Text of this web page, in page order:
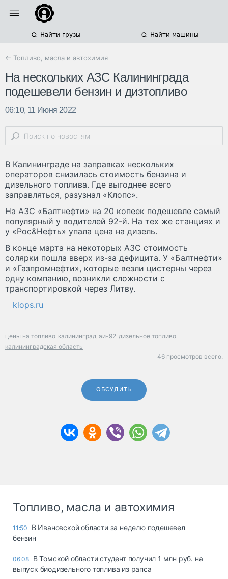
Найти грузы Найти машины
← Топливо, масла и автохимия
На нескольких АЗС Калининграда
подешевели бензин и дизтопливо
06:10, 11 Июня 2022
В Калининграде на заправках нескольких
операторов снизилась стоимость бензина и
дизельного топлива. Где выгоднее всего
заправляться, разузнал «Клопс».
На АЗС «Балтнефти» на 20 копеек подешевле самый
популярный у водителей 92-й. На тех же станциях и
у «Рос&Нефть» упала цена на дизель.
В конце марта на некоторых АЗС стоимость
солярки пошла вверх из-за дефицита. У «Балтнефти»
и «Газпромнефти», которые везли цистерны через
одну компанию, возникли сложности с
транспортировкой через Литву.
klops.ru
цены на топливо калининград аи-92 дизельное топливо
калининградская область
46 просмотров всего.
ОБСУДИТЬ
Топливо, масла и автохимия
11:50
В Ивановской области за неделю подешевел
бензин
06.08 В Томской области студент получил 1 млн руб. на
выпуск биодизельного топлива из рапса